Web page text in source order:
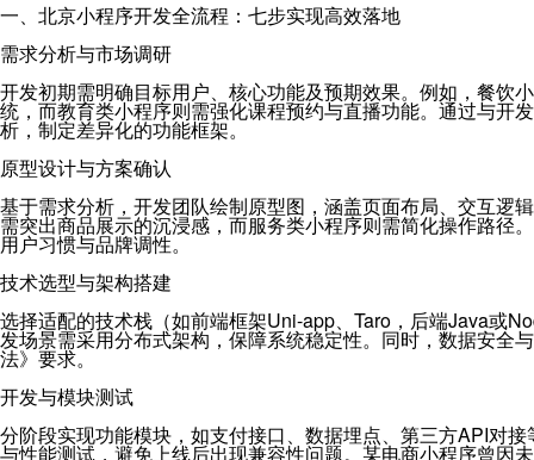
一、北京小程序开发全流程：七步实现高效落地
需求分析与市场调研
开发初期需明确目标用户、核心功能及预期效果。例如，餐饮
统，而教育类小程序则需强化课程预约与直播功能。通过与开
析，制定差异化的功能框架。
原型设计与方案确认
基于需求分析，开发团队绘制原型图，涵盖页面布局、交互逻
需突出商品展示的沉浸感，而服务类小程序则需简化操作路径
用户习惯与品牌调性。
技术选型与架构搭建
选择适配的技术栈（如前端框架Uni-app、Taro，后端Java或
发场景需采用分布式架构，保障系统稳定性。同时，数据安全
法》要求。
开发与模块测试
分阶段实现功能模块，如支付接口、数据埋点、第三方API对
与性能测试，避免上线后出现兼容性问题。某电商小程序曾因